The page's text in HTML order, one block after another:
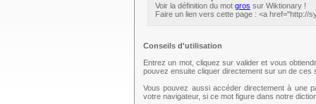
Voir la définition du mot gros sur Wiktionary !
Faire un lien vers cette page : <a href="http://
Conseils d'utilisation
Entrez un mot, cliquez sur valider et vous
pouvez ensuite cliquer directement sur un de
Vous pouvez aussi accéder directement à une
votre navigateur, si ce mot figure dans notre